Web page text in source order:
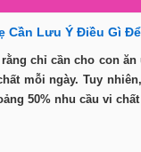
Cần Lưu Ý Điều Gì
chỉ cần cho con
mỗi ngày. Tuy
50% nhu cầu vi